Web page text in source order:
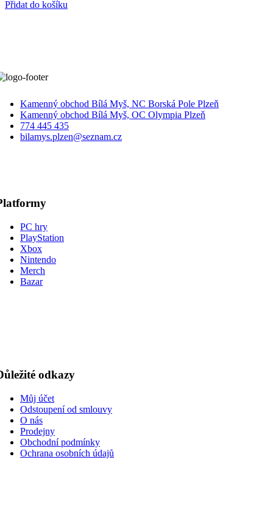
Přidat do košíku
Kamenný obchod Bílá Myš, NC Borská Pole Plzeň
Kamenný obchod Bílá Myš, OC Olympia Plzeň
774 445 435
bilamys.plzen@seznam.cz
PC hry
PlayStation
Xbox
Nintendo
Merch
Bazar
odkazy
Můj účet
Odstoupení od smlouvy
O nás
Prodejny
Obchodní podmínky
Ochrana osobních údajů